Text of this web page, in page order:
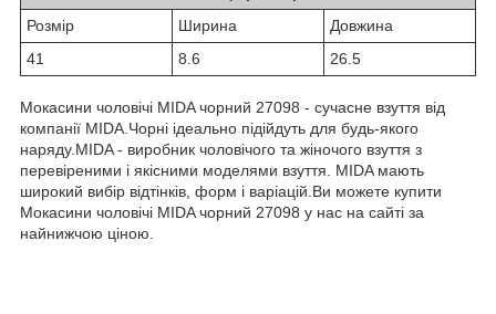
Розмiр
Ширина
Довжина
41
8.6 26.5
Мокасини чоловічі MIDA чорний 27098 - сучасне взуття від
компанії MIDA.Чорні ідеально підійдуть для будь-якого
наряду.MIDA - виробник чоловічого та жіночого взуття з
перевіреними і якісними моделями взуття. MIDA мають
широкий вибір відтінків, форм і варіацій.Ви можете купити
Мокасини чоловічі MIDA чорний 27098 у нас на сайті за
найнижчою ціною.